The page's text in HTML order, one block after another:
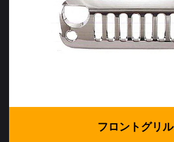
フロントグリル